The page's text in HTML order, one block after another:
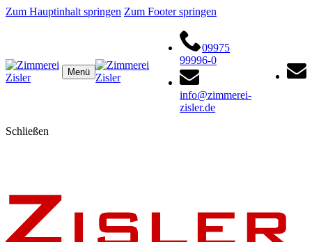
Zum Hauptinhalt springen Zum Footer springen
Menü
09975
99996-0
info@zimmerei-
zisler.de
Schließen